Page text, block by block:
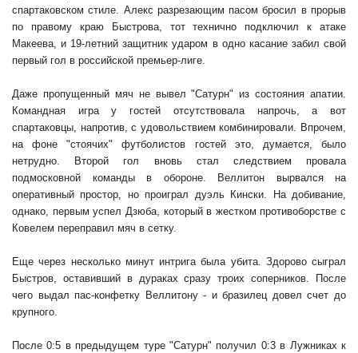
спартаковском стиле. Алекс разрезающим пасом бросил в прорыв
по правому краю Быстрова, тот технично подключил к атаке
Макеева, и 19-летний защитник ударом в одно касание забил свой
первый гол в российской премьер-лиге.
Даже пропущенный мяч не вывел "Сатурн" из состояния апатии.
Командная игра у гостей отсутствовала напрочь, а вот
спартаковцы, напротив, с удовольствием комбинировали. Впрочем,
на фоне "стоячих" футболистов гостей это, думается, было
нетрудно. Второй гол вновь стал следствием провала
подмосковной команды в обороне. Веллитон вырвался на
оперативный простор, но проиграл дуэль Кински. На добивание,
однако, первым успел Дзюба, который в жестком противоборстве с
Ковелем переправил мяч в сетку.
Еще через несколько минут интрига была убита. Здорово сыграл
Быстров, оставивший в дураках сразу троих соперников. После
чего выдал пас-конфетку Веллитону - и бразилец довел счет до
крупного.
После 0:5 в предыдущем туре "Сатурн" получил 0:3 в Лужниках к